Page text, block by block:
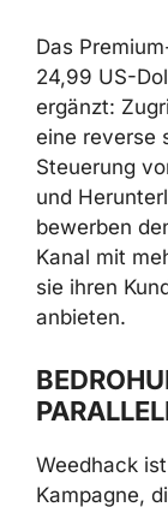
Das
oder 24,99
Lizenz)
Keylogging,
Tastatur und
bewerben
Kanal mit
anbieten.